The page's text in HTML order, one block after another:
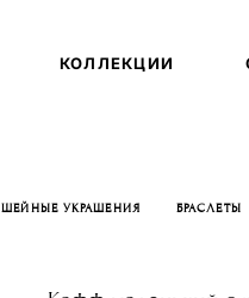
КОЛЛЕКЦИИ
КОЛЛЕКЦИИ
ШЕЙНЫЕ УКРАШЕНИЯ БРАСЛЕТЫ